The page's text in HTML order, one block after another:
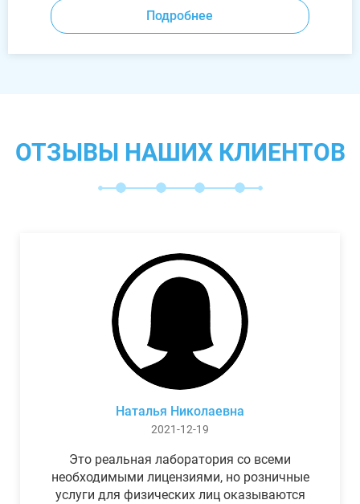
Подробнее
ОТЗЫВЫ НАШИХ КЛИЕНТОВ
Наталья Николаевна
2021-12-19
Это реальная лаборатория со всеми
необходимыми лицензиями, но розничные
услуги для физических лиц оказываются